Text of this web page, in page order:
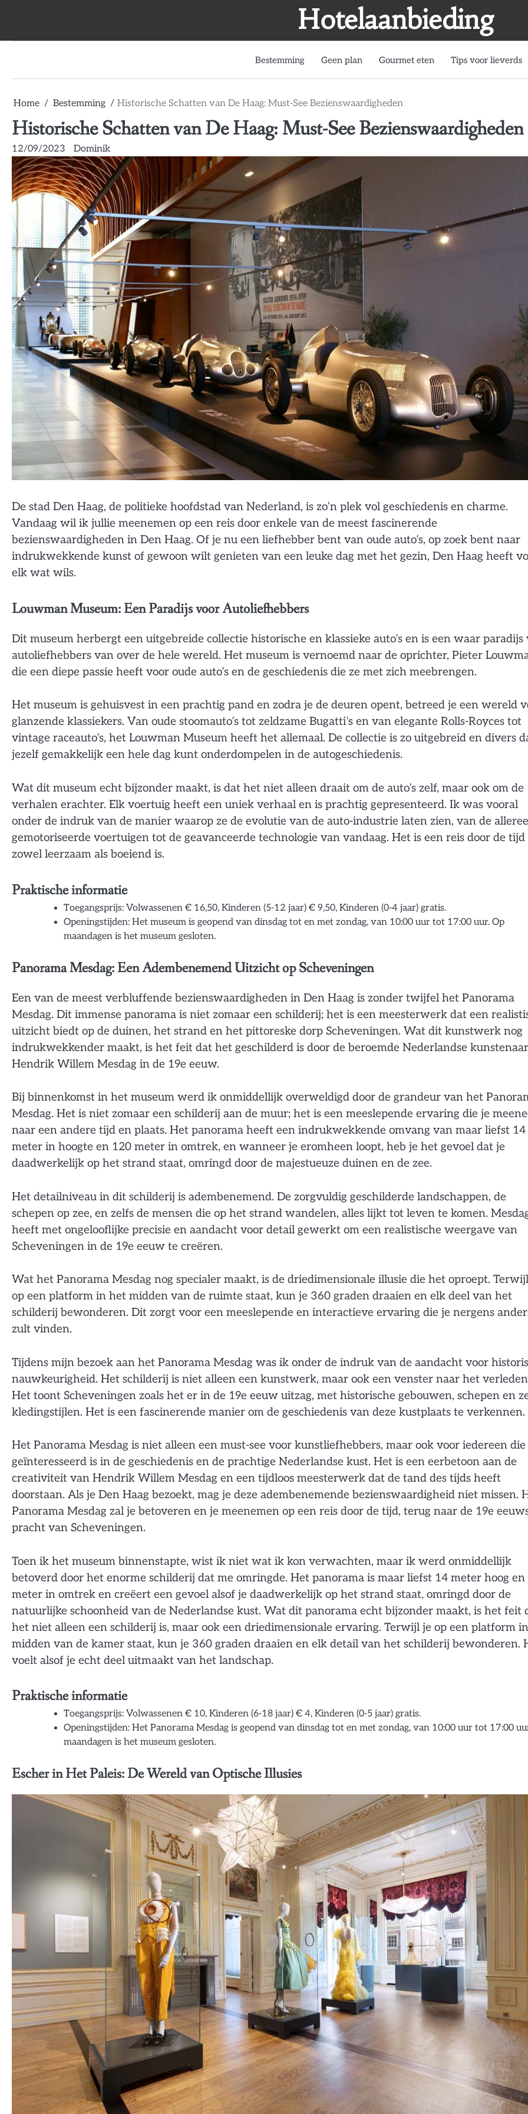
Hotelaanbieding
Bestemming Geen plan Gourmet eten Tips voor lieverds
Home Bestemming Historische Schatten van De Haag: Must-See Bezienswaardigheden
Historische Schatten van De Haag: Must-See Bezienswaardigheden
12/09/2023 Dominik
De stad Den Haag, de politieke hoofdstad van Nederland, is zo’n plek vol geschiedenis en charme.
Vandaag wil ik jullie meenemen op een reis door enkele van de meest fascinerende
bezienswaardigheden in Den Haag. Of je nu een liefhebber bent van oude auto’s, op zoek bent naar
indrukwekkende kunst of gewoon wilt genieten van een leuke dag met het gezin, Den Haag heeft
elk wat wils.
Louwman Museum: Een Paradijs voor Autoliefhebbers
Dit museum herbergt een uitgebreide collectie historische en klassieke auto’s en is een waar paradijs
autoliefhebbers van over de hele wereld. Het museum is vernoemd naar de oprichter, Pieter
die een diepe passie heeft voor oude auto’s en de geschiedenis die ze met zich meebrengen.
Het museum is gehuisvest in een prachtig pand en zodra je de deuren opent, betreed je een wereld
glanzende klassiekers. Van oude stoomauto’s tot zeldzame Bugatti’s en van elegante Rolls-Royces tot
vintage raceauto’s, het Louwman Museum heeft het allemaal. De collectie is zo uitgebreid en divers
jezelf gemakkelijk een hele dag kunt onderdompelen in de autogeschiedenis.
Wat dit museum echt bijzonder maakt, is dat het niet alleen draait om de auto’s zelf, maar ook om de
verhalen erachter. Elk voertuig heeft een uniek verhaal en is prachtig gepresenteerd. Ik was vooral
onder de indruk van de manier waarop ze de evolutie van de auto-industrie laten zien, van de
gemotoriseerde voertuigen tot de geavanceerde technologie van vandaag. Het is een reis door de tijd
zowel leerzaam als boeiend is.
Praktische informatie
Toegangsprijs: Volwassenen € 16,50, Kinderen (5-12 jaar) € 9,50, Kinderen (0-4 jaar) gratis.
Openingstijden: Het museum is geopend van dinsdag tot en met zondag, van 10:00 uur tot 17:00 uur. Op
maandagen is het museum gesloten.
Panorama Mesdag: Een Adembenemend Uitzicht op Scheveningen
Een van de meest verbluffende bezienswaardigheden in Den Haag is zonder twijfel het Panorama
Mesdag. Dit immense panorama is niet zomaar een schilderij; het is een meesterwerk dat een
uitzicht biedt op de duinen, het strand en het pittoreske dorp Scheveningen. Wat dit kunstwerk nog
indrukwekkender maakt, is het feit dat het geschilderd is door de beroemde Nederlandse kunstenaar
Hendrik Willem Mesdag in de 19e eeuw.
Bij binnenkomst in het museum werd ik onmiddellijk overweldigd door de grandeur van het
Mesdag. Het is niet zomaar een schilderij aan de muur; het is een meeslepende ervaring die je
naar een andere tijd en plaats. Het panorama heeft een indrukwekkende omvang van maar liefst 14
meter in hoogte en 120 meter in omtrek, en wanneer je eromheen loopt, heb je het gevoel dat je
daadwerkelijk op het strand staat, omringd door de majestueuze duinen en de zee.
Het detailniveau in dit schilderij is adembenemend. De zorgvuldig geschilderde landschappen, de
schepen op zee, en zelfs de mensen die op het strand wandelen, alles lijkt tot leven te komen.
heeft met ongelooflijke precisie en aandacht voor detail gewerkt om een realistische weergave van
Scheveningen in de 19e eeuw te creëren.
Wat het Panorama Mesdag nog specialer maakt, is de driedimensionale illusie die het oproept.
op een platform in het midden van de ruimte staat, kun je 360 graden draaien en elk deel van het
schilderij bewonderen. Dit zorgt voor een meeslepende en interactieve ervaring die je nergens
zult vinden.
Tijdens mijn bezoek aan het Panorama Mesdag was ik onder de indruk van de aandacht voor
nauwkeurigheid. Het schilderij is niet alleen een kunstwerk, maar ook een venster naar het
Het toont Scheveningen zoals het er in de 19e eeuw uitzag, met historische gebouwen, schepen en
kledingstijlen. Het is een fascinerende manier om de geschiedenis van deze kustplaats te verkennen.
Het Panorama Mesdag is niet alleen een must-see voor kunstliefhebbers, maar ook voor iedereen die
geïnteresseerd is in de geschiedenis en de prachtige Nederlandse kust. Het is een eerbetoon aan de
creativiteit van Hendrik Willem Mesdag en een tijdloos meesterwerk dat de tand des tijds heeft
doorstaan. Als je Den Haag bezoekt, mag je deze adembenemende bezienswaardigheid niet missen.
Panorama Mesdag zal je betoveren en je meenemen op een reis door de tijd, terug naar de 19e
pracht van Scheveningen.
Toen ik het museum binnenstapte, wist ik niet wat ik kon verwachten, maar ik werd onmiddellijk
betoverd door het enorme schilderij dat me omringde. Het panorama is maar liefst 14 meter hoog en
meter in omtrek en creëert een gevoel alsof je daadwerkelijk op het strand staat, omringd door de
natuurlijke schoonheid van de Nederlandse kust. Wat dit panorama echt bijzonder maakt, is het feit
het niet alleen een schilderij is, maar ook een driedimensionale ervaring. Terwijl je op een platform
midden van de kamer staat, kun je 360 graden draaien en elk detail van het schilderij bewonderen.
voelt alsof je echt deel uitmaakt van het landschap.
Praktische informatie
Toegangsprijs: Volwassenen € 10, Kinderen (6-18 jaar) € 4, Kinderen (0-5 jaar) gratis.
Openingstijden: Het Panorama Mesdag is geopend van dinsdag tot en met zondag, van 10:00 uur tot 17:00
maandagen is het museum gesloten.
Escher in Het Paleis: De Wereld van Optische Illusies